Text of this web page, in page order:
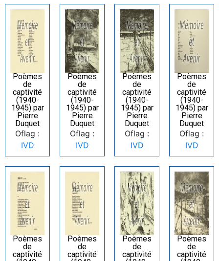
Poèmes
de
captivité
(1940-
1945) par
Pierre
Duquet
Oflag :
IVD
Poèmes
de
captivité
(1940-
1945) par
Pierre
Duquet
Oflag :
IVD
Poèmes
de
captivité
(1940-
1945) par
Pierre
Duquet
Oflag :
IVD
Poèmes
de
captivité
(1940-
1945) par
Pierre
Duquet
Oflag :
IVD
Poèmes
de
captivité
Poèmes
de
captivité
Poèmes
de
captivité
Poèmes
de
captivité